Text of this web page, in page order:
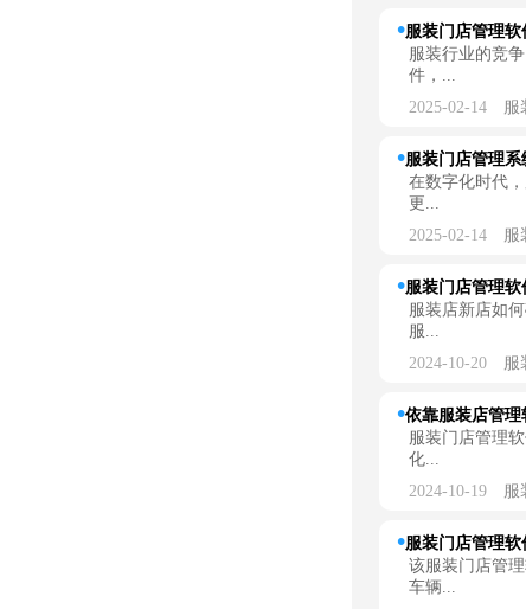
服装门店管理软
服装行业的竞
件，...
2025-02-14 服
服装门店管理系
在数字化时代
更...
2025-02-14 服
服装门店管理
服装店新店如
服...
2024-10-20 服
依靠服装店管
服装门店管理
化...
2024-10-19 服
服装门店管理
该服装门店管
车辆...